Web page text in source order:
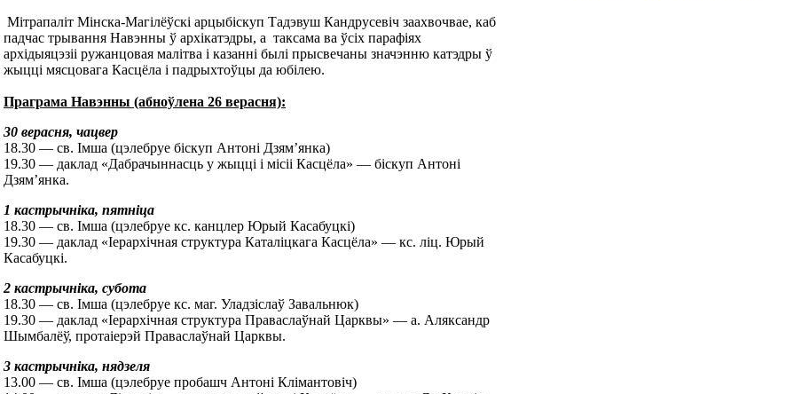
Мітрапаліт Мінска-Магілёўскі арцыбіскуп Тадэвуш Кандрусевіч заахвочвае, каб
падчас трывання Навэнны ў архікатэдры, а таксама ва ўсіх парафіях
архідыяцэзіі ружанцовая малітва і казанні былі прысвечаны значэнню катэдры ў
жыцці мясцовага Касцёла і падрыхтоўцы да юбілею.
Праграма Навэнны (абноўлена 26 верасня):
30 верасня, чацвер
18.30 — св. Імша (цэлебруе біскуп Антоні Дзям’янка)
19.30 — даклад «Дабрачыннасць у жыцці і місіі Касцёла» — біскуп Антоні
Дзям’янка.
1 кастрычніка, пятніца
18.30 — св. Імша (цэлебруе кс. канцлер Юрый Касабуцкі)
19.30 — даклад «Іерархічная структура Каталіцкага Касцёла» — кс. ліц. Юрый
Касабуцкі.
2 кастрычніка, субота
18.30 — св. Імша (цэлебруе кс. маг. Уладзіслаў Завальнюк)
19.30 — даклад «Іерархічная структура Праваслаўнай Царквы» — а. Аляксандр
Шымбалёў, протаіерэй Праваслаўнай Царквы.
3 кастрычніка, нядзеля
13.00 — св. Імша (цэлебруе пробашч Антоні Клімантовіч)